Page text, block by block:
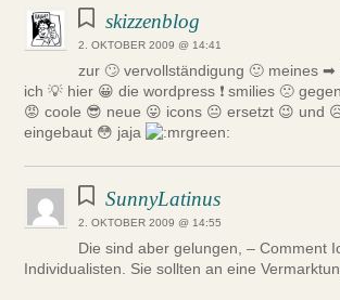
skizzenblog
2. OKTOBER 2009 @ 14:41
zur 🙄 vervollständigung 🙂 meines ➡
ich 💡 hier 😀 die wordpress ❗ smilies 🙁
😡 coole 😎 neue 😛 icons 😐 ersetzt 😉 und
eingebaut 😳 jaja
SunnyLatinus
2. OKTOBER 2009 @ 14:55
Die sind aber gelungen, – Comment
Individualisten. Sie sollten an eine